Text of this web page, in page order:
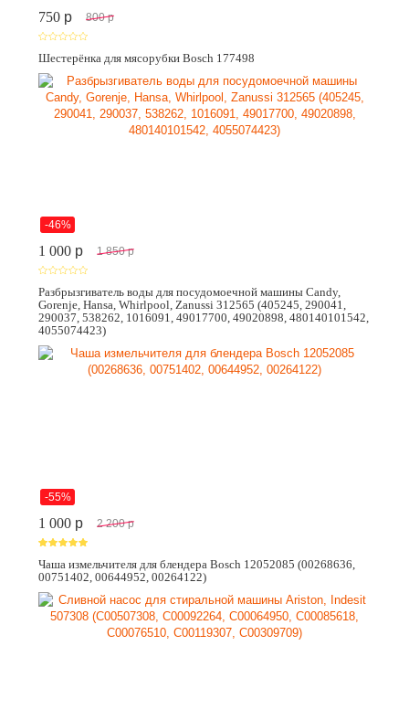
750 p 800 p
Шестерёнка для мясорубки Bosch 177498
-46%
1 000 p 1 850 p
Разбрызгиватель воды для посудомоечной машины Candy,
Gorenje, Hansa, Whirlpool, Zanussi 312565 (405245, 290041,
290037, 538262, 1016091, 49017700, 49020898, 480140101542,
4055074423)
-55%
1 000 p 2 200 p
Чаша измельчителя для блендера Bosch 12052085 (00268636,
00751402, 00644952, 00264122)